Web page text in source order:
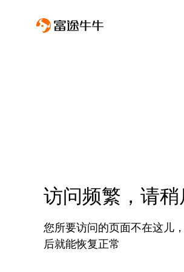
访问频繁，请稍
您所要访问的页面不在这儿
后就能恢复正常